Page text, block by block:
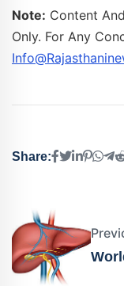
Note: Content
Only. For Any
Share: